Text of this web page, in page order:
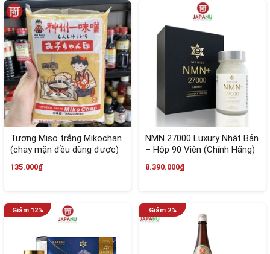
Tương Miso trắng Mikochan
(chay mặn đều dùng được)
135.000₫
NMN 27000 Luxury Nhật Bản
– Hộp 90 Viên (Chính Hãng)
8.390.000₫